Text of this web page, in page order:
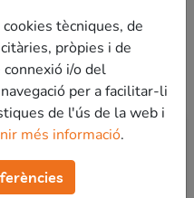
para sacar la
psicológica
de la
tècniques, de
pròpies i de
i/o del
per a facilitar-li
de l'ús de la web i
més informació.